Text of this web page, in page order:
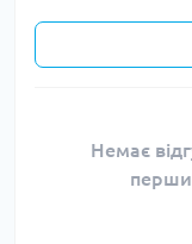
Немає